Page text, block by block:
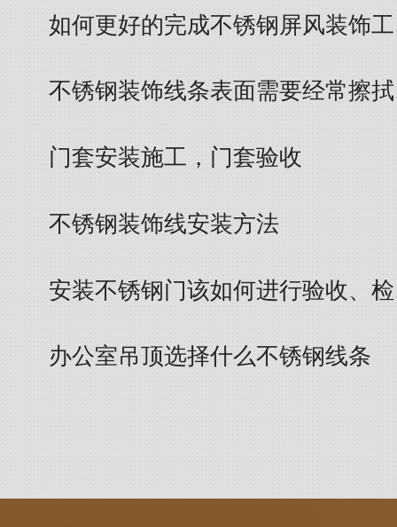
如何更好的完成不锈钢屏风装饰
不锈钢装饰线条表面需要经常擦
门套安装施工，门套验收
不锈钢装饰线安装方法
安装不锈钢门该如何进行验收、
办公室吊顶选择什么不锈钢线条